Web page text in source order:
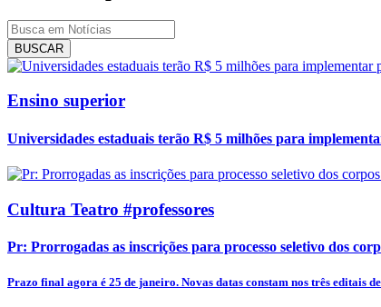
BUSCAR
Ensino superior
Universidades estaduais terão R$ 5 milhões para
Cultura Teatro #professores
Pr: Prorrogadas as inscrições para processo seletivo dos
Prazo final agora é 25 de janeiro. Novas datas constam nos três editais